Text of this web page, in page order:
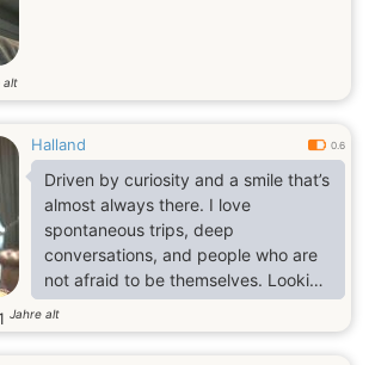
alt
Halland 0.6
Driven by curiosity and a smile that’s
almost always there. I love
spontaneous trips, deep
conversations, and people who are
not afraid to be themselves. Looking
for someone to create memories
with – full of laughter, adventure,
Jahre alt